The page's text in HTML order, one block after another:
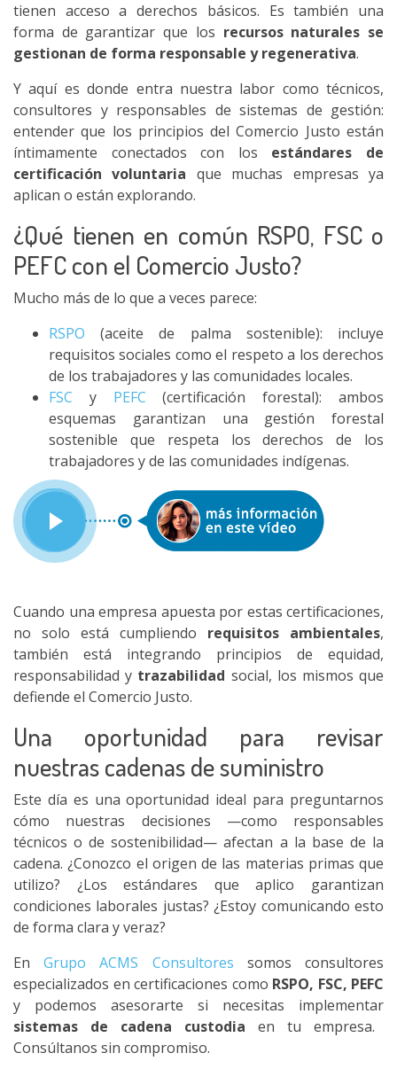
tienen acceso a derechos básicos. Es también una
forma de garantizar que los recursos naturales se
gestionan de forma responsable y regenerativa.
Y aquí es donde entra nuestra labor como técnicos,
consultores y responsables de sistemas de gestión:
entender que los principios del Comercio Justo están
íntimamente conectados con los estándares de
certificación voluntaria que muchas empresas ya
aplican o están explorando.
¿Qué tienen en común RSPO, FSC o
PEFC con el Comercio Justo?
Mucho más de lo que a veces parece:
RSPO (aceite de palma sostenible): incluye
requisitos sociales como el respeto a los derechos
de los trabajadores y las comunidades locales.
FSC y PEFC (certificación forestal): ambos
esquemas garantizan una gestión forestal
sostenible que respeta los derechos de los
trabajadores y de las comunidades indígenas.
Cuando una empresa apuesta por estas certificaciones,
no solo está cumpliendo requisitos ambientales,
también está integrando principios de equidad,
responsabilidad y trazabilidad social, los mismos que
defiende el Comercio Justo.
Una oportunidad para revisar
nuestras cadenas de suministro
Este día es una oportunidad ideal para preguntarnos
cómo nuestras decisiones —como responsables
técnicos o de sostenibilidad— afectan a la base de la
cadena. ¿Conozco el origen de las materias primas que
utilizo? ¿Los estándares que aplico garantizan
condiciones laborales justas? ¿Estoy comunicando esto
de forma clara y veraz?
EnGrupo ACMS Consultores somos consultores
especializados en certificaciones como RSPO, FSC, PEFC
y podemos asesorarte si necesitas implementar
sistemas de cadena custodia en tu empresa.
Consúltanos sin compromiso.